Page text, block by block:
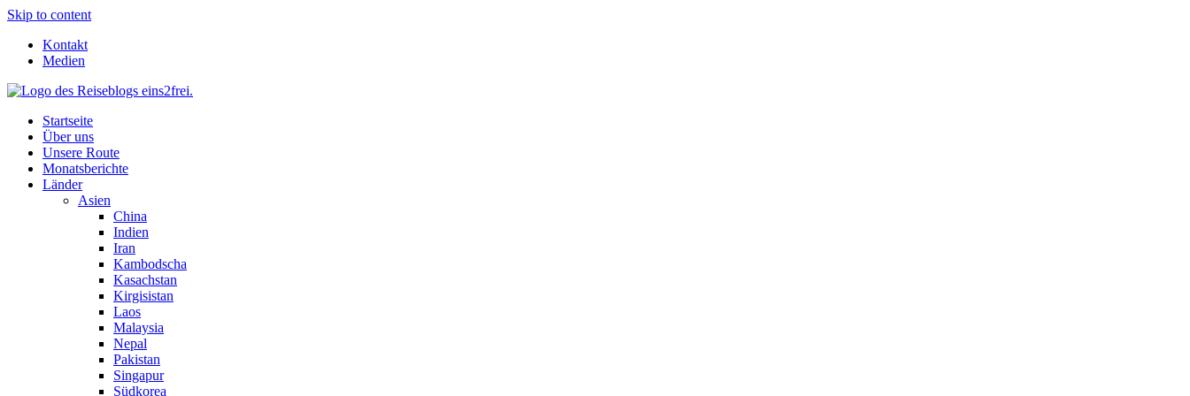
Skip to content
Kontakt
Medien
Startseite
Über uns
Unsere Route
Monatsberichte
Länder
Asien
China
Indien
Iran
Kambodscha
Kasachstan
Kirgisistan
Laos
Malaysia
Nepal
Pakistan
Singapur
Südkorea